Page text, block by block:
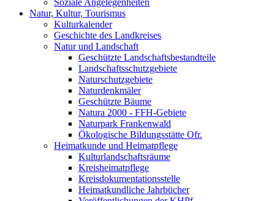
Soziale Angelegenheiten
Natur, Kultur, Tourismus
Kulturkalender
Geschichte des Landkreises
Natur und Landschaft
Geschützte Landschaftsbestandteile
Landschaftsschutzgebiete
Naturschutzgebiete
Naturdenkmäler
Geschützte Bäume
Natura 2000 - FFH-Gebiete
Naturpark Frankenwald
Ökologische Bildungsstätte Ofr.
Heimatkunde und Heimatpflege
Kulturlandschaftsräume
Kreisheimatpflege
Kreisdokumentationsstelle
Heimatkundliche Jahrbücher